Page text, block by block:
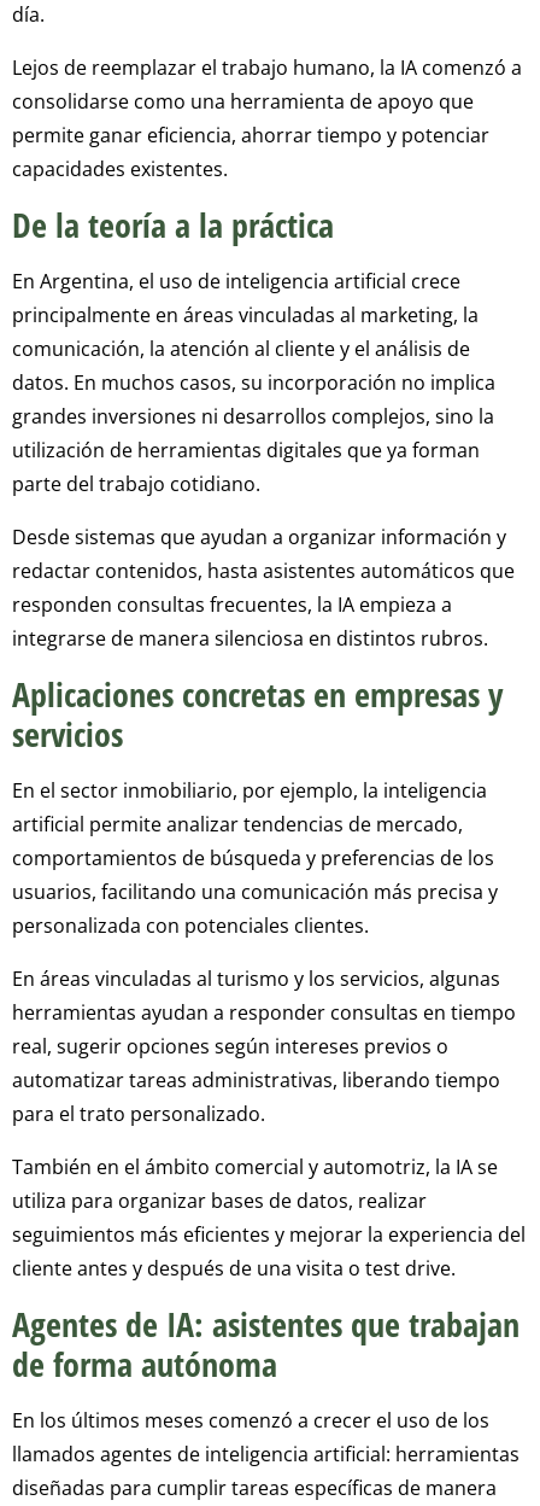
día.
Lejos de reemplazar el trabajo humano, la IA comenzó a
consolidarse como una herramienta de apoyo que
permite ganar eficiencia, ahorrar tiempo y potenciar
capacidades existentes.
De la teoría a la práctica
En Argentina, el uso de inteligencia artificial crece
principalmente en áreas vinculadas al marketing, la
comunicación, la atención al cliente y el análisis de
datos. En muchos casos, su incorporación no implica
grandes inversiones ni desarrollos complejos, sino la
utilización de herramientas digitales que ya forman
parte del trabajo cotidiano.
Desde sistemas que ayudan a organizar información y
redactar contenidos, hasta asistentes automáticos que
responden consultas frecuentes, la IA empieza a
integrarse de manera silenciosa en distintos rubros.
Aplicaciones concretas en empresas y
servicios
En el sector inmobiliario, por ejemplo, la inteligencia
artificial permite analizar tendencias de mercado,
comportamientos de búsqueda y preferencias de los
usuarios, facilitando una comunicación más precisa y
personalizada con potenciales clientes.
En áreas vinculadas al turismo y los servicios, algunas
herramientas ayudan a responder consultas en tiempo
real, sugerir opciones según intereses previos o
automatizar tareas administrativas, liberando tiempo
para el trato personalizado.
También en el ámbito comercial y automotriz, la IA se
utiliza para organizar bases de datos, realizar
seguimientos más eficientes y mejorar la experiencia del
cliente antes y después de una visita o test drive.
Agentes de IA: asistentes que trabajan
de forma autónoma
En los últimos meses comenzó a crecer el uso de los
llamados agentes de inteligencia artificial: herramientas
diseñadas para cumplir tareas específicas de manera